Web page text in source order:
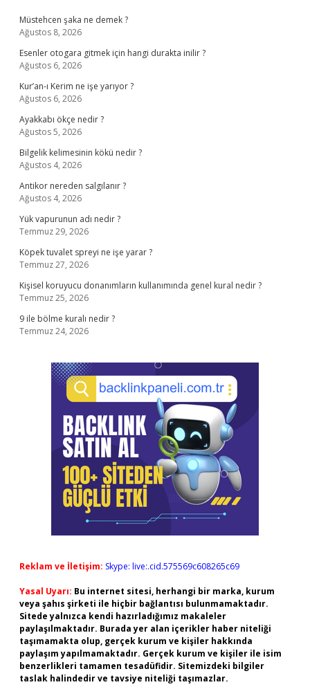
Müstehcen şaka ne demek ?
Ağustos 8, 2026
Esenler otogara gitmek için hangi durakta inilir ?
Ağustos 6, 2026
Kur’an-ı Kerim ne işe yarıyor ?
Ağustos 6, 2026
Ayakkabı ökçe nedir ?
Ağustos 5, 2026
Bilgelik kelimesinin kökü nedir ?
Ağustos 4, 2026
Antikor nereden salgılanır ?
Ağustos 4, 2026
Yük vapurunun adı nedir ?
Temmuz 29, 2026
Köpek tuvalet spreyi ne işe yarar ?
Temmuz 27, 2026
Kişisel koruyucu donanımların kullanımında genel kural nedir ?
Temmuz 25, 2026
9 ile bölme kuralı nedir ?
Temmuz 24, 2026
Reklam ve İletişim: Skype: live:.cid.575569c608265c69
Yasal Uyarı: Bu internet sitesi, herhangi bir marka, kurum
veya şahıs şirketi ile hiçbir bağlantısı bulunmamaktadır.
Sitede yalnızca kendi hazırladığımız makaleler
paylaşılmaktadır. Burada yer alan içerikler haber niteliği
taşımamakta olup, gerçek kurum ve kişiler hakkında
paylaşım yapılmamaktadır. Gerçek kurum ve kişiler ile isim
benzerlikleri tamamen tesadüfidir. Sitemizdeki bilgiler
taslak halindedir ve tavsiye niteliği taşımazlar.